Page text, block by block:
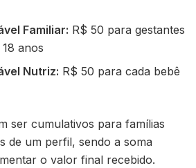
Familiar: R$ 50 para gestantes
anos
Nutriz: R$ 50 para cada bebê
ser cumulativos para famílias
de um perfil, sendo a soma
o valor final recebido.